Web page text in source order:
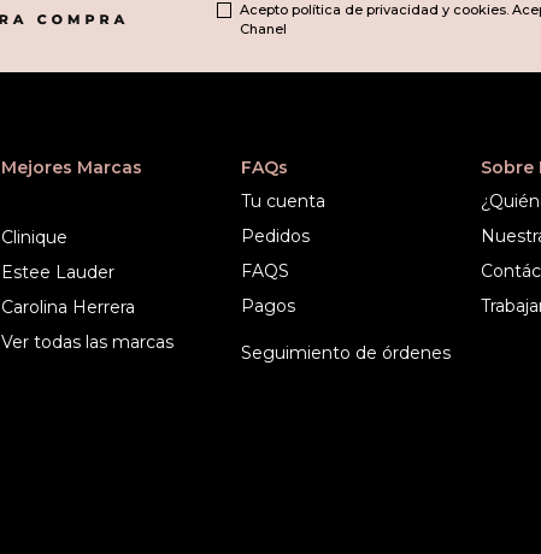
Acepto política de privacidad y cookies.
Chanel
Mejores Marcas
Clinique
Estee Lauder
Carolina Herrera
Ver todas las marcas
FAQs
Tu cuenta
Pedidos
FAQS
Pagos
Seguimiento de órdenes
Sobre